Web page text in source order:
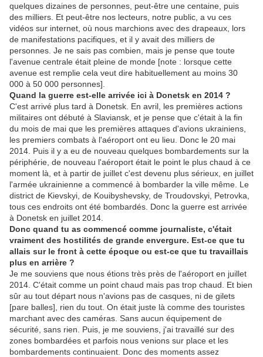
quelques dizaines de personnes, peut-être une centaine, puis
des milliers. Et peut-être nos lecteurs, notre public, a vu ces
vidéos sur internet, où nous marchions avec des drapeaux, lors
de manifestations pacifiques, et il y avait des milliers de
personnes. Je ne sais pas combien, mais je pense que toute
l'avenue centrale était pleine de monde [note : lorsque cette
avenue est remplie cela veut dire habituellement au moins 30
000 à 50 000 personnes].
Quand la guerre est-elle arrivée ici à Donetsk en 2014 ?
C'est arrivé plus tard à Donetsk. En avril, les premières actions
militaires ont débuté à Slaviansk, et je pense que c'était à la fin
du mois de mai que les premières attaques d'avions ukrainiens,
les premiers combats à l'aéroport ont eu lieu. Donc le 20 mai
2014. Puis il y a eu de nouveau quelques bombardements sur la
périphérie, de nouveau l'aéroport était le point le plus chaud à ce
moment là, et à partir de juillet c'est devenu plus sérieux, en juillet
l'armée ukrainienne a commencé à bombarder la ville même. Le
district de Kievskyi, de Kouibyshevsky, de Troudovskyi, Petrovka,
tous ces endroits ont été bombardés. Donc la guerre est arrivée
à Donetsk en juillet 2014.
Donc quand tu as commencé comme journaliste, c'était
vraiment des hostilités de grande envergure. Est-ce que tu
allais sur le front à cette époque ou est-ce que tu travaillais
plus en arrière ?
Je me souviens que nous étions très près de l'aéroport en juillet
2014. C'était comme un point chaud mais pas trop chaud. Et bien
sûr au tout départ nous n'avions pas de casques, ni de gilets
[pare balles], rien du tout. On était juste là comme des touristes
marchant avec des caméras. Sans aucun équipement de
sécurité, sans rien. Puis, je me souviens, j'ai travaillé sur des
zones bombardées et parfois nous venions sur place et les
bombardements continuaient. Donc des moments assez